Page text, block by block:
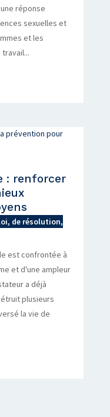
réponse
sexuelles et
et les
: renforcer
de résolution,
est confrontée à
et d'une ampleur
a déjà
plusieurs
la vie de